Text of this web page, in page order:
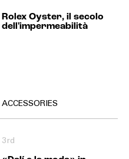
Rolex Oyster, il secolo
dell'impermeabilità
ACCESSORIES
3rd